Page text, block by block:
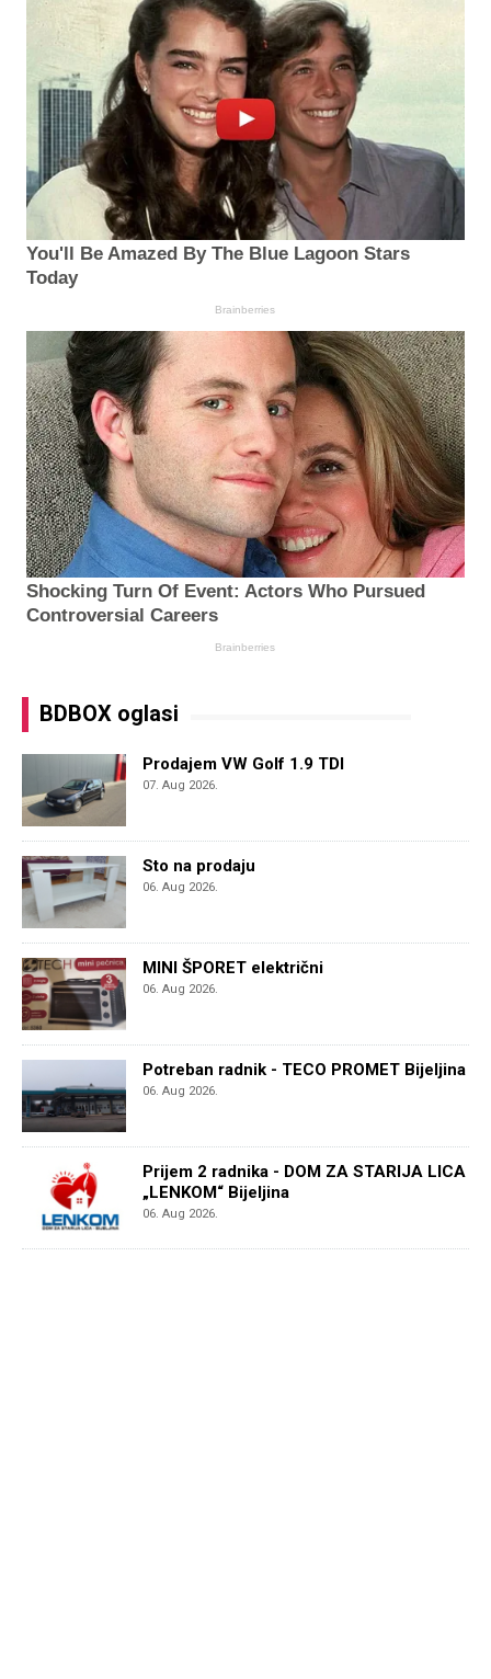
BDBOX oglasi
Prodajem VW Golf 1.9 TDI
07. Aug 2026.
Sto na prodaju
06. Aug 2026.
MINI ŠPORET električni
06. Aug 2026.
Potreban radnik - TECO PROMET Bijeljina
06. Aug 2026.
Prijem 2 radnika - DOM ZA STARIJA LICA
„LENKOM“ Bijeljina
06. Aug 2026.